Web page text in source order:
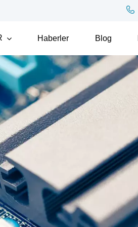
Haberler Blog